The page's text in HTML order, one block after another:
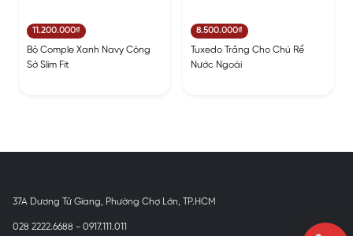
11.200.000₫
Bộ Comple Xanh Navy Công
Sở Slim Fit
8.500.000₫
Tuxedo Trắng Cho Chú Rể
Nước Ngoài
37A Dương Tử Giang, Phường Chợ Lớn, TP.HCM
028 2222.6688 - 0917.111.011